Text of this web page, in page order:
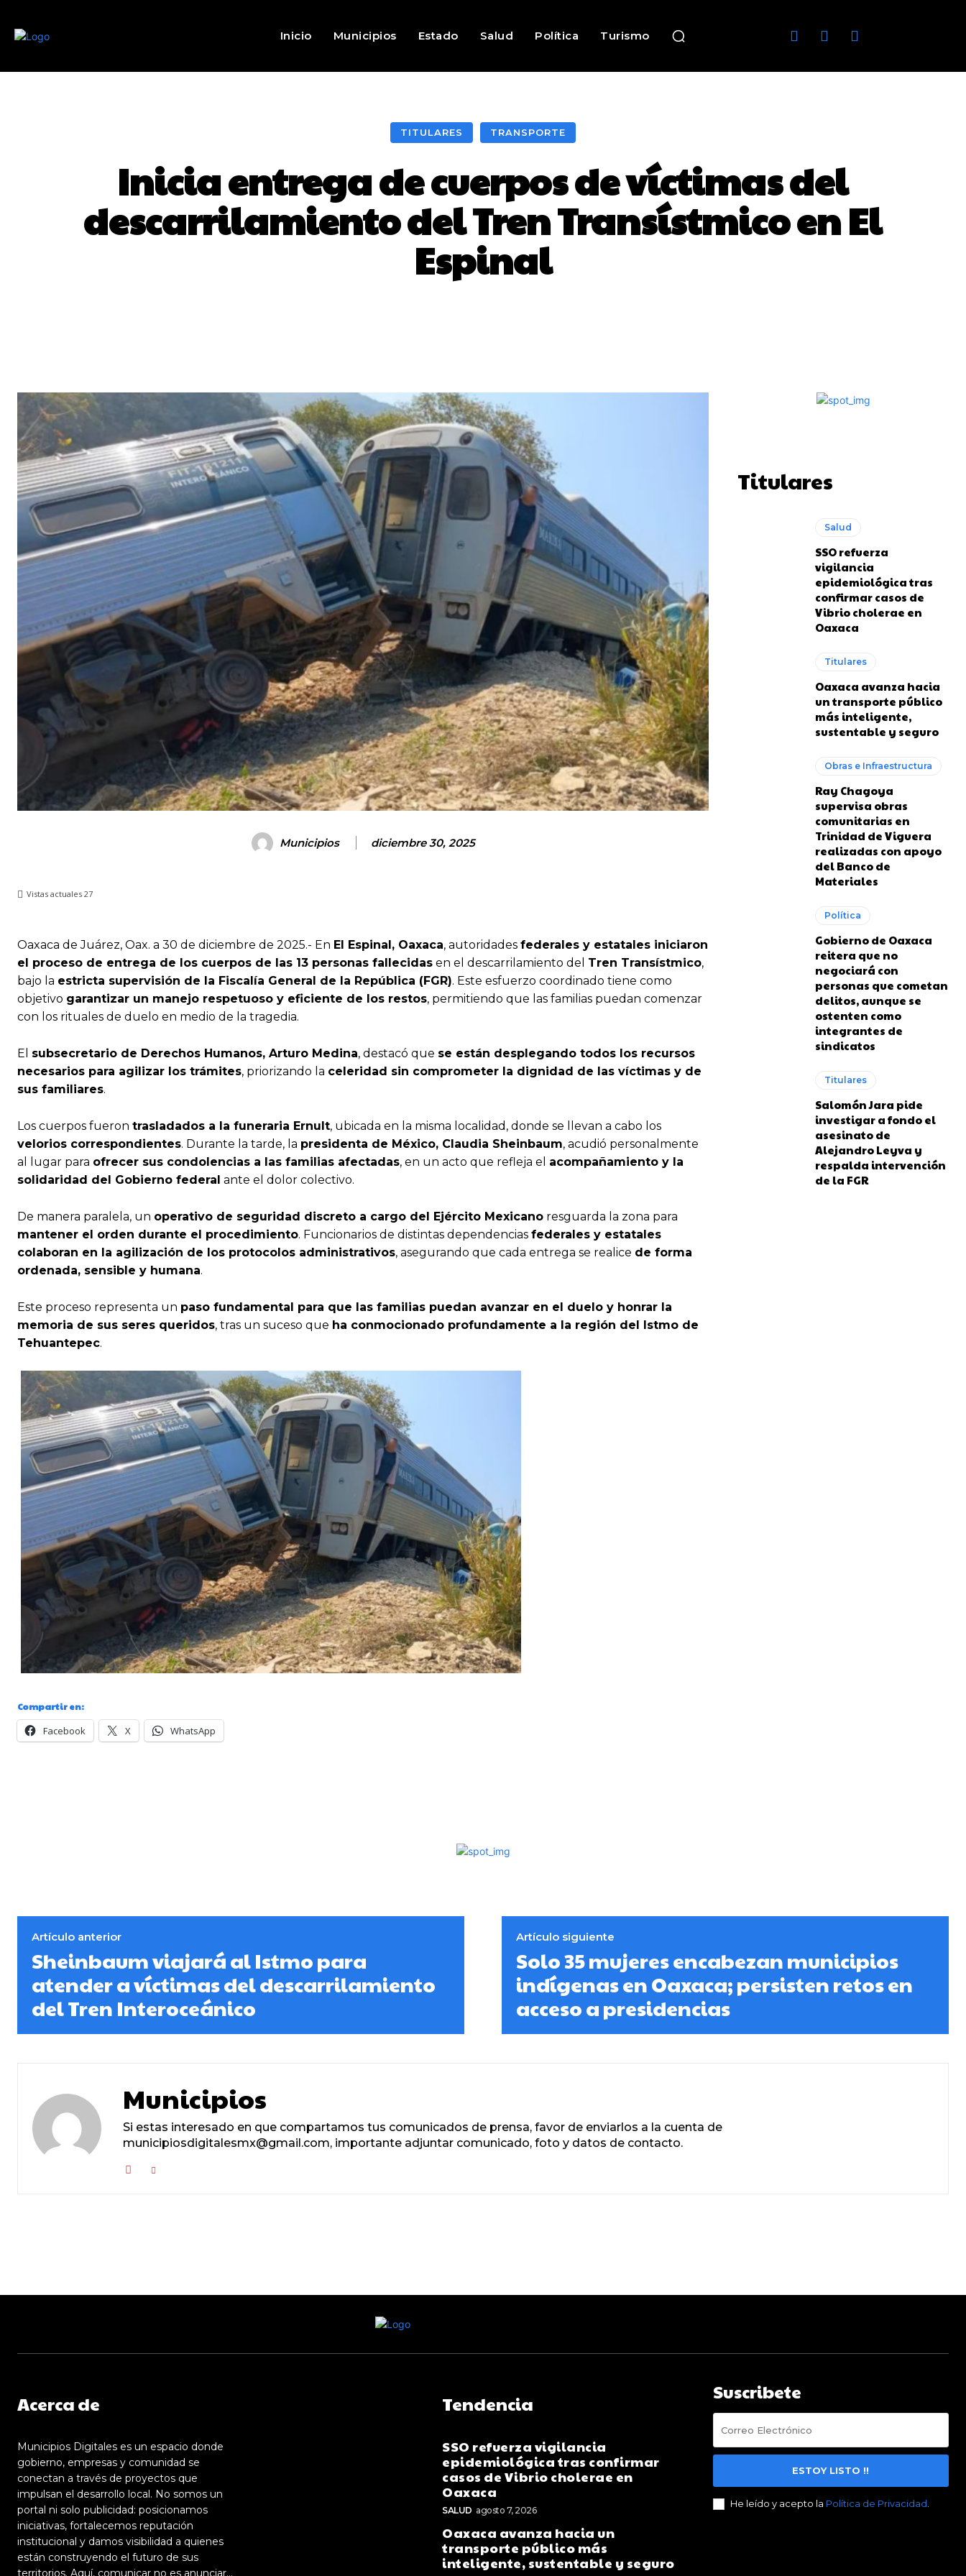
Inicio Municipios Estado Salud Política Turismo
TITULARES TRANSPORTE
Inicia entrega de cuerpos de víctimas del
descarrilamiento del Tren Transístmico en El
Espinal
Municipios diciembre 30, 2025
Vistas actuales 27
Oaxaca de Juárez, Oax. a 30 de diciembre de 2025.- En El Espinal, Oaxaca, autoridades federales y estatales iniciaron
el proceso de entrega de los cuerpos de las 13 personas fallecidas en el descarrilamiento del Tren Transístmico,
bajo la estricta supervisión de la Fiscalía General de la República (FGR). Este esfuerzo coordinado tiene como
objetivo garantizar un manejo respetuoso y eficiente de los restos, permitiendo que las familias puedan comenzar
con los rituales de duelo en medio de la tragedia.
El subsecretario de Derechos Humanos, Arturo Medina, destacó que se están desplegando todos los recursos
necesarios para agilizar los trámites, priorizando la celeridad sin comprometer la dignidad de las víctimas y de
sus familiares.
Los cuerpos fueron trasladados a la funeraria Ernult, ubicada en la misma localidad, donde se llevan a cabo los
velorios correspondientes. Durante la tarde, la presidenta de México, Claudia Sheinbaum, acudió personalmente
al lugar para ofrecer sus condolencias a las familias afectadas, en un acto que refleja el acompañamiento y la
solidaridad del Gobierno federal ante el dolor colectivo.
De manera paralela, un operativo de seguridad discreto a cargo del Ejército Mexicano resguarda la zona para
mantener el orden durante el procedimiento. Funcionarios de distintas dependencias federales y estatales
colaboran en la agilización de los protocolos administrativos, asegurando que cada entrega se realice de forma
ordenada, sensible y humana.
Este proceso representa un paso fundamental para que las familias puedan avanzar en el duelo y honrar la
memoria de sus seres queridos, tras un suceso que ha conmocionado profundamente a la región del Istmo de
Tehuantepec.
Compartir en:
Facebook X WhatsApp
Titulares
Salud
SSO refuerza
vigilancia
epidemiológica tras
confirmar casos de
Vibrio cholerae en
Oaxaca
Titulares
Oaxaca avanza hacia
un transporte público
más inteligente,
sustentable y seguro
Obras e Infraestructura
Ray Chagoya
supervisa obras
comunitarias en
Trinidad de Viguera
realizadas con apoyo
del Banco de
Materiales
Política
Gobierno de Oaxaca
reitera que no
negociará con
personas que cometan
delitos, aunque se
ostenten como
integrantes de
sindicatos
Titulares
Salomón Jara pide
investigar a fondo el
asesinato de
Alejandro Leyva y
respalda intervención
de la FGR
Artículo anterior
Sheinbaum viajará al Istmo para
atender a víctimas del descarrilamiento
del Tren Interoceánico
Artículo siguiente
Solo 35 mujeres encabezan municipios
indígenas en Oaxaca; persisten retos en
acceso a presidencias
Municipios
Si estas interesado en que compartamos tus comunicados de prensa, favor de enviarlos a la cuenta de
municipiosdigitalesmx@gmail.com, importante adjuntar comunicado, foto y datos de contacto.
Acerca de
Municipios Digitales es un espacio donde
gobierno, empresas y comunidad se
conectan a través de proyectos que
impulsan el desarrollo local. No somos un
portal ni solo publicidad: posicionamos
iniciativas, fortalecemos reputación
institucional y damos visibilidad a quienes
están construyendo el futuro de sus
territorios. Aquí, comunicar no es anunciar…
Tendencia
SSO refuerza vigilancia
epidemiológica tras confirmar
casos de Vibrio cholerae en
Oaxaca
SALUD agosto 7, 2026
Oaxaca avanza hacia un
transporte público más
inteligente, sustentable y seguro
Suscribete
ESTOY LISTO !!
He leído y acepto la Política de Privacidad